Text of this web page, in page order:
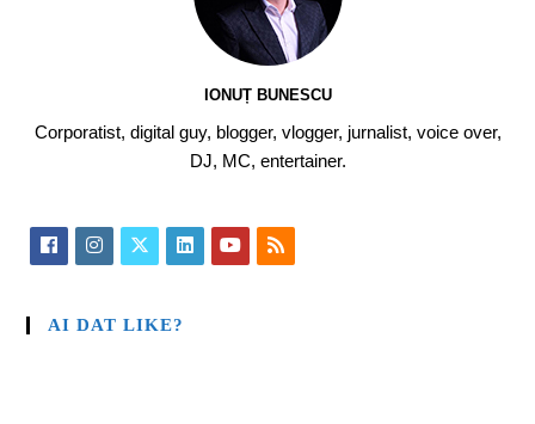
IONUȚ BUNESCU
Corporatist, digital guy, blogger, vlogger, jurnalist, voice over,
DJ, MC, entertainer.
AI DAT LIKE?